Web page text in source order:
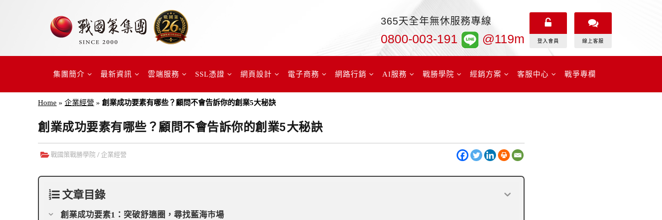
365天全年無休服務專線
0800-003-191 @119m 登入會員 線上客服
集團簡介 最新資訊 雲端服務 SSL憑證 網頁設計 電子商務 網路行銷 AI服務 戰勝學院 經銷方案 客服中心 戰爭專欄
Home »企業經營 »創業成功要素有哪些？顧問不會告訴你的創業5大秘訣
創業成功要素有哪些？顧問不會告訴你的創業5大秘訣
戰國策戰勝學院 / 企業經營
文章目錄
創業成功要素1：突破舒適圈，尋找藍海市場